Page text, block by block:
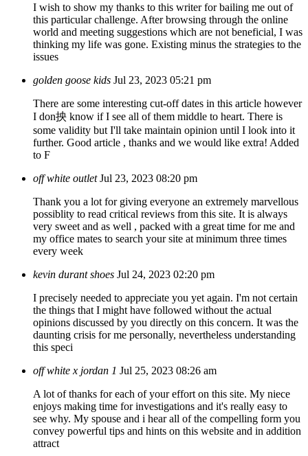
I wish to show my thanks to this writer for bailing me out of
this particular challenge. After browsing through the online
world and meeting suggestions which are not beneficial, I was
thinking my life was gone. Existing minus the strategies to the
issues
golden goose kids Jul 23, 2023 05:21 pm
There are some interesting cut-off dates in this article however
I don抰 know if I see all of them middle to heart. There is
some validity but I'll take maintain opinion until I look into it
further. Good article , thanks and we would like extra! Added
to F
off white outlet Jul 23, 2023 08:20 pm
Thank you a lot for giving everyone an extremely marvellous
possiblity to read critical reviews from this site. It is always
very sweet and as well , packed with a great time for me and
my office mates to search your site at minimum three times
every week
kevin durant shoes Jul 24, 2023 02:20 pm
I precisely needed to appreciate you yet again. I'm not certain
the things that I might have followed without the actual
opinions discussed by you directly on this concern. It was the
daunting crisis for me personally, nevertheless understanding
this speci
off white x jordan 1 Jul 25, 2023 08:26 am
A lot of thanks for each of your effort on this site. My niece
enjoys making time for investigations and it's really easy to
see why. My spouse and i hear all of the compelling form you
convey powerful tips and hints on this website and in addition
attract